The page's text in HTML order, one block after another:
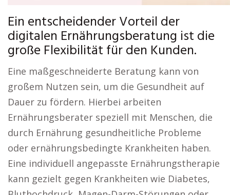
Ein entscheidender Vorteil der
digitalen Ernährungsberatung ist die
große Flexibilität für den Kunden.
Eine maßgeschneiderte Beratung kann von
großem Nutzen sein, um die Gesundheit auf
Dauer zu fördern. Hierbei arbeiten
Ernährungsberater speziell mit Menschen, die
durch Ernährung gesundheitliche Probleme
oder ernährungsbedingte Krankheiten haben.
Eine individuell angepasste Ernährungstherapie
kann gezielt gegen Krankheiten wie Diabetes,